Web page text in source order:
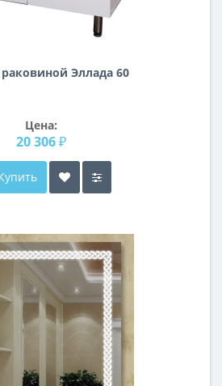
Эллада 60
Цена:
20 306 ₽